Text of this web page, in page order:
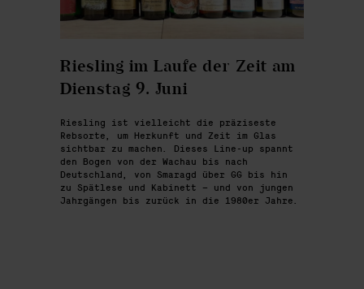
Riesling im Laufe der Zeit am
Dienstag 9. Juni
Riesling ist vielleicht die präziseste
Rebsorte, um Herkunft und Zeit im Glas
sichtbar zu machen. Dieses Line-up spannt
den Bogen von der Wachau bis nach
Deutschland, von Smaragd über GG bis hin
zu Spätlese und Kabinett – und von jungen
Jahrgängen bis zurück in die 1980er Jahre.